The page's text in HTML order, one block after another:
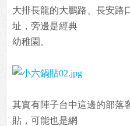
大排長龍的大鵬路、長安路
址，旁邊是經典
幼稚園。
其實有陣子台中這邊的部落
貼，可能也是網